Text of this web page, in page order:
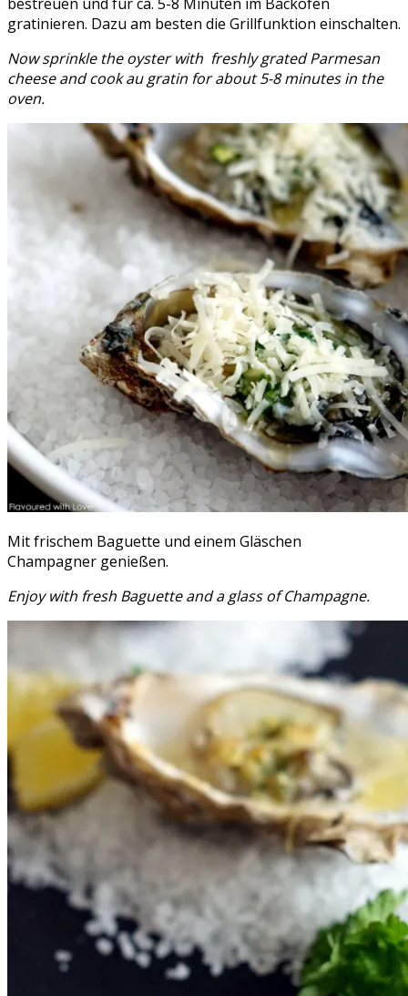
gratinieren. Dazu am besten die Grillfunktion einschalten.
Now sprinkle the oyster with freshly grated Parmesan
cheese and cook au gratin for about 5-8 minutes in the
oven.
Mit frischem Baguette und einem Gläschen
Champagner genießen.
Enjoy with fresh Baguette and a glass of Champagne.